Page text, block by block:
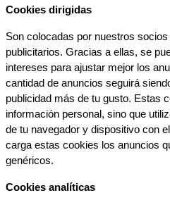
Cookies dirigidas
Son colocadas por nuestros
publicitarios. Gracias a ellas, se
intereses para ajustar mejor los
cantidad de anuncios seguirá
publicidad más de tu gusto. Estas
información personal, sino que
de tu navegador y dispositivo con
carga estas cookies los anuncios
genéricos.
Cookies analíticas